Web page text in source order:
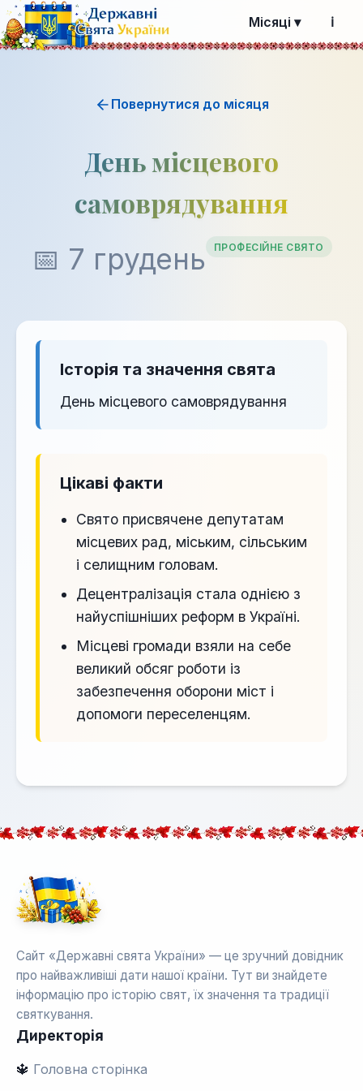
Місяці ▾ ℹ️
Повернутися до місяця
День місцевого
самоврядування
📅 7 грудень ПРОФЕСІЙНЕ СВЯТО
Історія та значення свята
День місцевого самоврядування
Цікаві факти
Свято присвячене депутатам
місцевих рад, міським, сільським
і селищним головам.
Децентралізація стала однією з
найуспішніших реформ в Україні.
Місцеві громади взяли на себе
великий обсяг роботи із
забезпечення оборони міст і
допомоги переселенцям.
Сайт «Державні свята України» — це зручний довідник
про найважливіші дати нашої країни. Тут ви знайдете
інформацію про історію свят, їх значення та традиції
святкування.
Директорія
🔱 Головна сторінка